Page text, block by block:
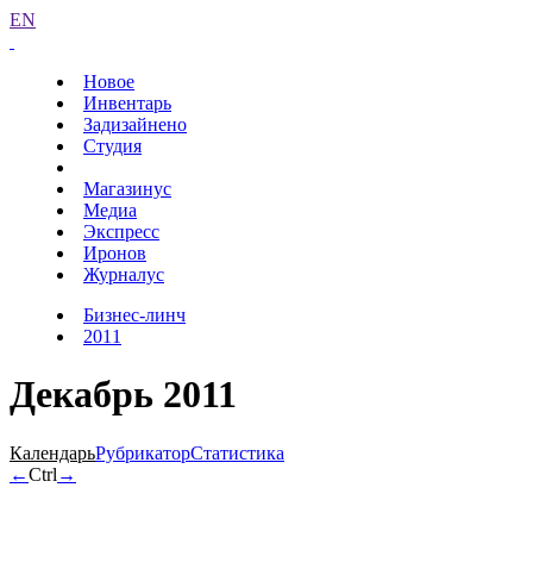
EN
Новое
Инвентарь
Задизайнено
Студия
Магазинус
Медиа
Экспресс
Иронов
Журналус
Бизнес-линч
2011
Декабрь 2011
КалендарьРубрикаторСтатистика
←Ctrl →